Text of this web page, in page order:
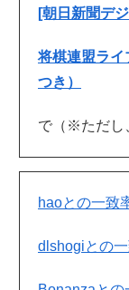
[朝日新聞デ
将棋連盟ライ
つき）
で（※ただし
haoとの一致
dlshogiとの